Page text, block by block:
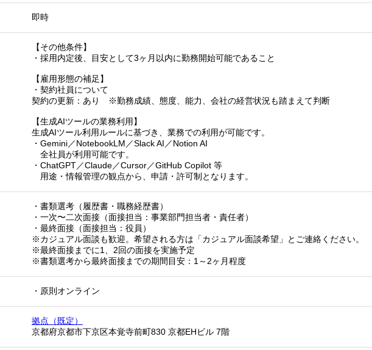
即時
【その他条件】
・採用内定後、目安として3ヶ月以内に勤務開始可能であること
【雇用形態の補足】
・契約社員について
契約の更新：あり ※勤務成績、態度、能力、会社の経営状況も踏まえて判断
【生成AIツールの業務利用】
生成AIツール利用ルールに基づき、業務での利用が可能です。
・Gemini／NotebookLM／Slack AI／Notion AI
全社員が利用可能です。
・ChatGPT／Claude／Cursor／GitHub Copilot 等
用途・情報管理の観点から、申請・許可制となります。
・書類選考（履歴書・職務経歴書）
・一次〜二次面接（面接担当：事業部門担当者・責任者）
・最終面接（面接担当：役員）
※カジュアル面談も歓迎。希望される方は「カジュアル面談希望」とご連絡ください。
※最終面接までに1、2回の面接を実施予定
※書類選考から最終面接までの期間目安：1～2ヶ月程度
・原則オンライン
拠点（既定）
京都府京都市下京区本覚寺前町830 京都EHビル 7階